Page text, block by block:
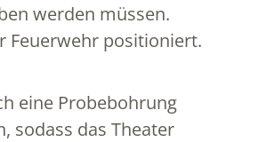
werden müssen.
Feuerwehr positioniert.
eine Probebohrung
sodass das Theater